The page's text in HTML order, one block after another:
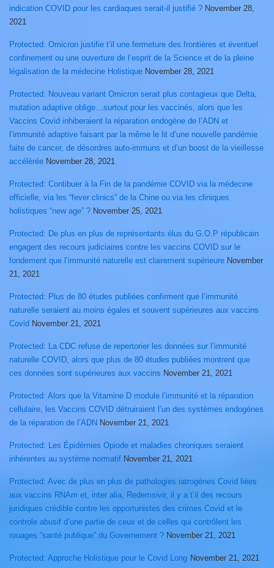
indication COVID pour les cardiaques serait-il justifié ? November 28,
2021
Protected: Omicron justifie t’il une fermeture des frontières et éventuel
confinement ou une ouverture de l’esprit de la Science et de la pleine
légalisation de la médecine Holistique November 28, 2021
Protected: Nouveau variant Omicron serait plus contagieux que Delta,
mutation adaptive oblige…surtout pour les vaccinés, alors que les
Vaccins Covid inhiberaient la réparation endogène de l’ADN et
l’immunité adaptive faisant par la même le lit d’une nouvelle pandémie
faite de cancer, de désordres auto-immuns et d’un boost de la vieillesse
accélérée November 28, 2021
Protected: Contibuer à la Fin de la pandémie COVID via la médecine
officielle, via les “fever clinics” de la Chine ou via les cliniques
holistiques “new age” ? November 25, 2021
Protected: De plus en plus de représentants élus du G.O.P républicain
engagent des recours judiciaires contre les vaccins COVID sur le
fondement que l’immunité naturelle est clairement supérieure November
21, 2021
Protected: Plus de 80 études publiées confirment que l’immunité
naturelle seraient au moins égales et souvent supérieures aux vaccins
Covid November 21, 2021
Protected: La CDC refuse de repertorier les données sur l’immunité
naturelle COVID, alors que plus de 80 études publiées montrent que
ces données sont supérieures aux vaccins November 21, 2021
Protected: Alors que la Vitamine D module l’immunité et la réparation
cellulaire, les Vaccins COVID détruiraient l’un des systèmes endogènes
de la réparation de l’ADN November 21, 2021
Protected: Les Épidémies Opiode et maladies chroniques seraient
inhérentes au système normatif November 21, 2021
Protected: Avec de plus en plus de pathologies iatrogènes Covid liées
aux vaccins RNAm et, inter alia, Redemsivir, il y a t’il des recours
juridiques crédible contre les opportunistes des crimes Covid et le
controle abusif d’une partie de ceux et de celles qui contrôlent les
rouages “santé publique” du Governement ? November 21, 2021
Protected: Approche Holistique pour le Covid Long November 21, 2021